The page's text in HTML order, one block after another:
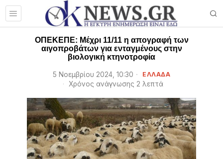
ΟΠΕΚΕΠΕ: Μέχρι 11/11 η απογραφή των
αιγοπροβάτων για ενταγμένους στην
βιολογική κτηνοτροφία
5 Νοεμβρίου 2024, 10:30 ΕΛΛΑΔΑ
Χρόνος ανάγνωσης 2 λεπτά